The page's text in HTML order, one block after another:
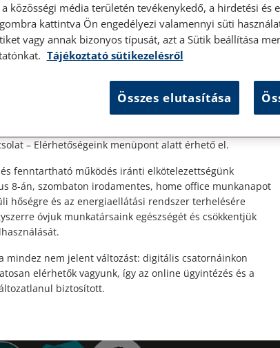
január 3. • LegitiMoadmin
vagy elbocsátás?
üzemorvosi minősítései időről-időre
el őt.
telefonon történő előzetes időpontegyeztetés
érhető el.
– Elérhetőségeink menüpont alatt érhető el.
fenntartható működés iránti elkötelezettségünk
8-án, szombaton irodamentes, home office munkanapot
hőségre és az energiaellátási rendszer terhelésére
óvjuk munkatársaink egészségét és csökkentjük
mindez nem jelent változást: digitális csatornáinkon
elérhetők vagyunk, így az online ügyintézés és a
biztosított.
közösségi média területén tevékenykedő, a hirdetési és
kattintva Ön engedélyezi valamennyi süti
vagy annak bizonyos típusát, azt a Sütik beállítása
Tájékoztató sütikezelésről
Összes elutasítása